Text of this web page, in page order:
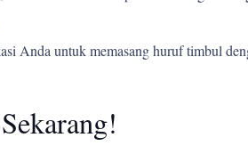
Anda untuk memasang huruf timbul